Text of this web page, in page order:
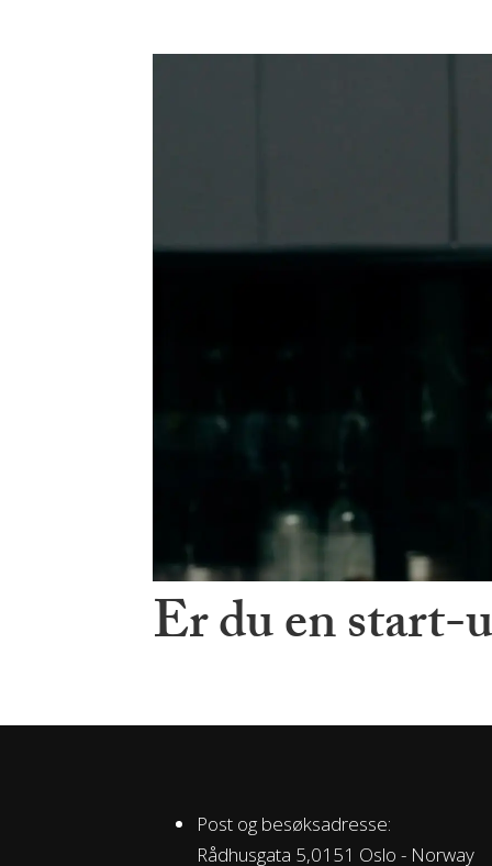
Er du en start-
Post og besøksadresse:
Rådhusgata 5,0151 Oslo - Norway